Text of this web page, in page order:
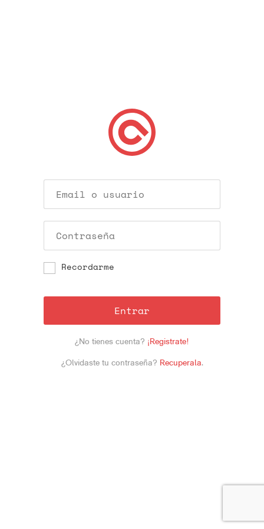
Recordarme
Entrar
¿No tienes cuenta? ¡Registrate!
¿Olvidaste tu contraseña? Recuperala.